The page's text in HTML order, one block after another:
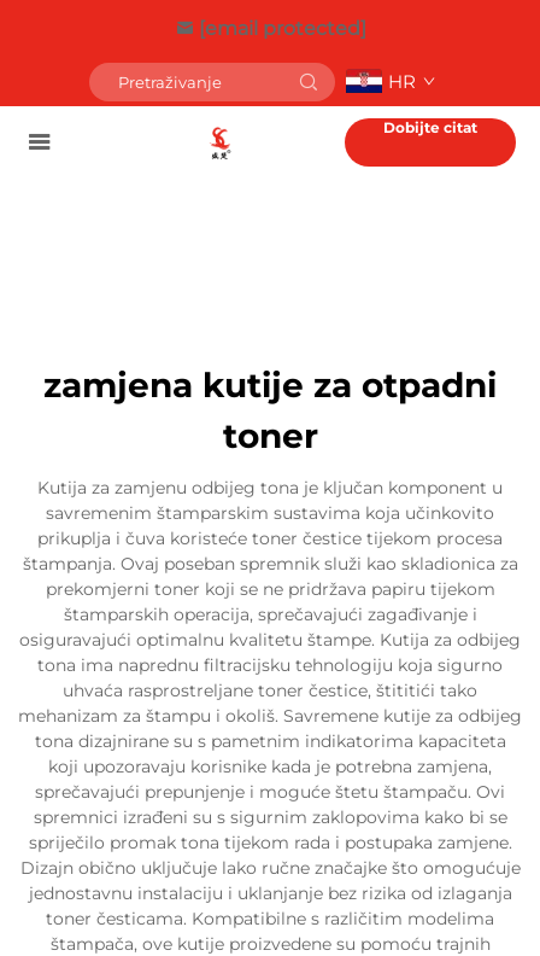
[email protected]
HR
Dobijte citat
zamjena kutije za otpadni
toner
Kutija za zamjenu odbijeg tona je ključan komponent u
savremenim štamparskim sustavima koja učinkovito
prikuplja i čuva koristeće toner čestice tijekom procesa
štampanja. Ovaj poseban spremnik služi kao skladionica za
prekomjerni toner koji se ne pridržava papiru tijekom
štamparskih operacija, sprečavajući zagađivanje i
osiguravajući optimalnu kvalitetu štampe. Kutija za odbijeg
tona ima naprednu filtracijsku tehnologiju koja sigurno
uhvaća rasprostreljane toner čestice, štititići tako
mehanizam za štampu i okoliš. Savremene kutije za odbijeg
tona dizajnirane su s pametnim indikatorima kapaciteta
koji upozoravaju korisnike kada je potrebna zamjena,
sprečavajući prepunjenje i moguće štetu štampaču. Ovi
spremnici izrađeni su s sigurnim zaklopovima kako bi se
spriječilo promak tona tijekom rada i postupaka zamjene.
Dizajn obično uključuje lako ručne značajke što omogućuje
jednostavnu instalaciju i uklanjanje bez rizika od izlaganja
toner česticama. Kompatibilne s različitim modelima
štampača, ove kutije proizvedene su pomoću trajnih